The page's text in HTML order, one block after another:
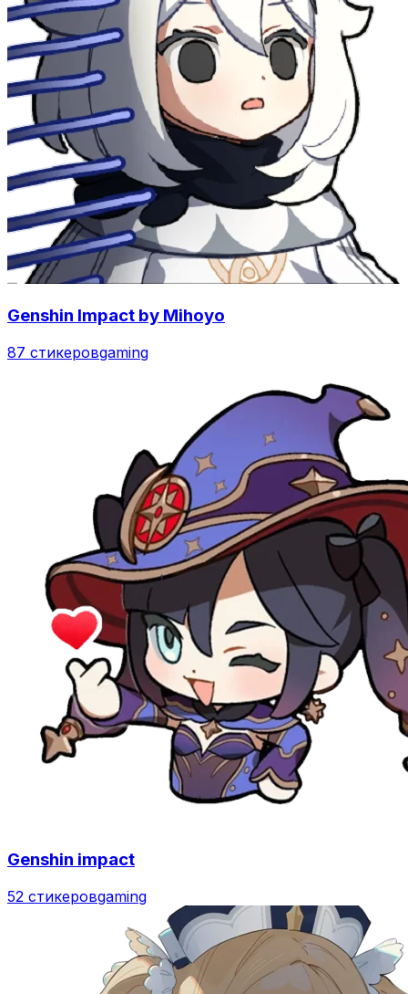
Genshin Impact by Mihoyo
87 стикеровgaming
Genshin impact
52 стикеровgaming